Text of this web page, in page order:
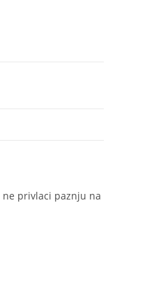
ne privlaci paznju na